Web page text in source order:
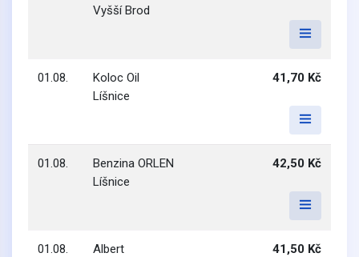
Vyšší Brod
01.08.
Koloc Oil
Líšnice
41,70 Kč
01.08.
Benzina ORLEN
Líšnice
42,50 Kč
01.08.
Albert
41,50 Kč